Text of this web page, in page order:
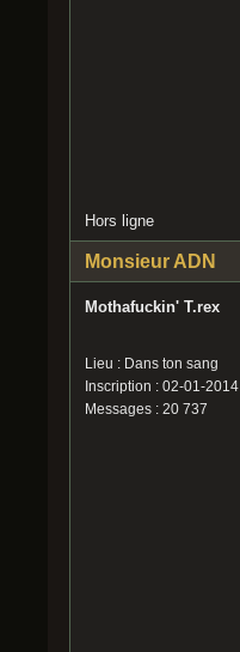
Hors ligne
Monsieur ADN
Mothafuckin' T.rex
Lieu : Dans ton sang
Inscription : 02-01-2014
Messages : 20 737